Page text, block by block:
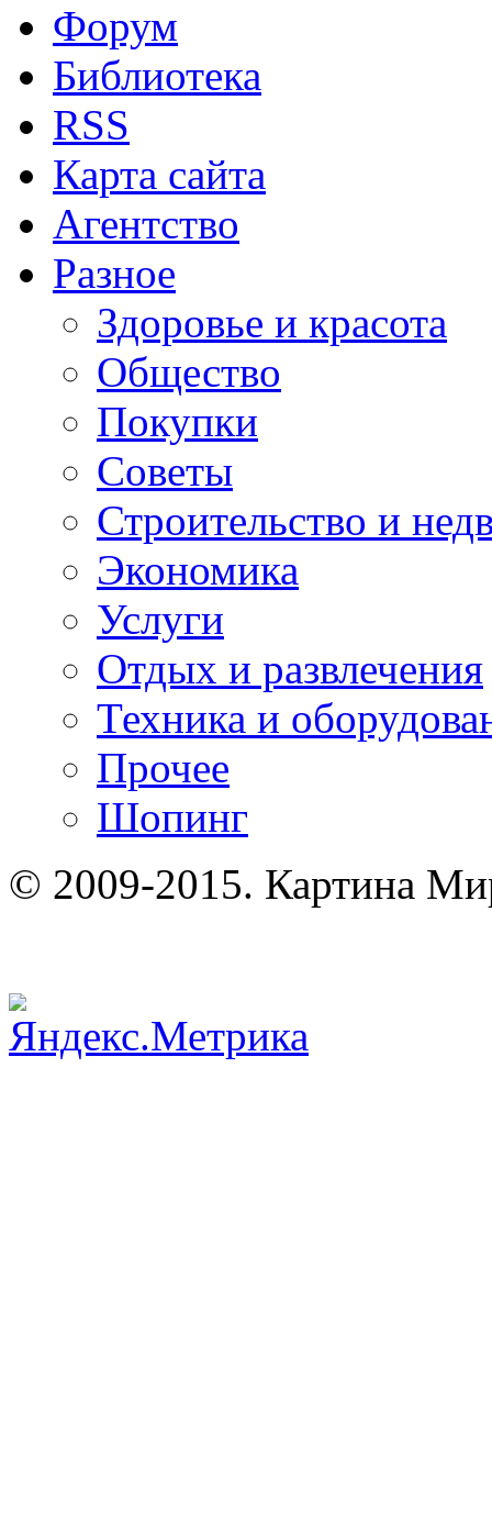
Форум
Библиотека
RSS
Карта сайта
Агентство
Разное
Здоровье и красота
Общество
Покупки
Советы
Строительство и
Экономика
Услуги
Отдых и развлечения
Техника и
Прочее
Шопинг
© 2009-2015. Картина